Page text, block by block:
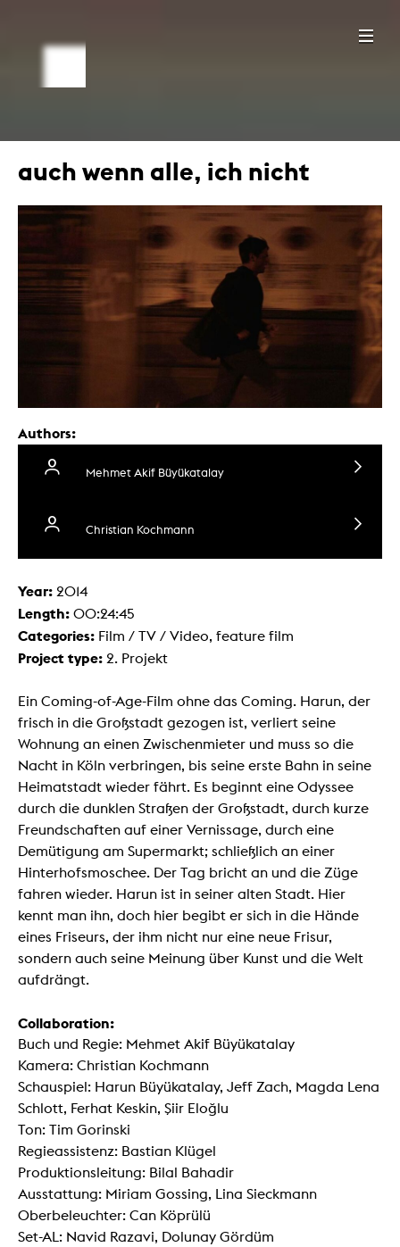
auch wenn alle, ich nicht
Authors:
Mehmet Akif Büyükatalay
Christian Kochmann
Year: 2014
Length: 00:24:45
Categories: Film / TV / Video, feature film
Project type: 2. Projekt
Ein Coming-of-Age-Film ohne das Coming. Harun, der
frisch in die Großstadt gezogen ist, verliert seine
Wohnung an einen Zwischenmieter und muss so die
Nacht in Köln verbringen, bis seine erste Bahn in seine
Heimatstadt wieder fährt. Es beginnt eine Odyssee
durch die dunklen Straßen der Großstadt, durch kurze
Freundschaften auf einer Vernissage, durch eine
Demütigung am Supermarkt; schließlich an einer
Hinterhofsmoschee. Der Tag bricht an und die Züge
fahren wieder. Harun ist in seiner alten Stadt. Hier
kennt man ihn, doch hier begibt er sich in die Hände
eines Friseurs, der ihm nicht nur eine neue Frisur,
sondern auch seine Meinung über Kunst und die Welt
aufdrängt.
Collaboration:
Buch und Regie: Mehmet Akif Büyükatalay
Kamera: Christian Kochmann
Schauspiel: Harun Büyükatalay, Jeff Zach, Magda Lena
Schlott, Ferhat Keskin, Şiir Eloğlu
Ton: Tim Gorinski
Regieassistenz: Bastian Klügel
Produktionsleitung: Bilal Bahadir
Ausstattung: Miriam Gossing, Lina Sieckmann
Oberbeleuchter: Can Köprülü
Set-AL: Navid Razavi, Dolunay Gördüm